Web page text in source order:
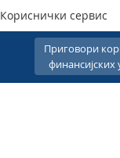
Приговори
финансијских
Кориснички сервис